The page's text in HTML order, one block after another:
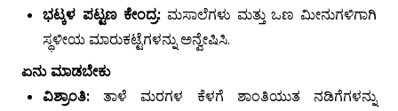
ಭಟ್ಕಳ ಪಟ್ಟಣ ಕೇಂದ್ರ: ಮಸಾಲೆಗಳು ಮತ್ತು ಒಣ ಮೀನುಗಳಿಗಾಗಿ
ಸ್ಥಳೀಯ ಮಾರುಕಟ್ಟೆಗಳನ್ನು ಅನ್ವೇಷಿಸಿ.
ಏನು ಮಾಡಬೇಕು
ವಿಶ್ರಾಂತಿ: ತಾಳೆ ಮರಗಳ ಕೆಳಗೆ ಶಾಂತಿಯುತ ನಡಿಗೆಗಳನ್ನು